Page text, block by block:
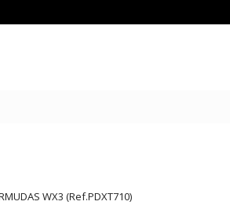
WX3 (Ref.PDXT710)